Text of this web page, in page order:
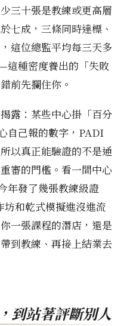
三十張是教練或更高層
七成，三條同時達標、
這位總監平均每三天多
種密度養出的「失敗
前先攔住你。
露：某些中心掛「百分
自己報的數字，PADI
以真正能驗證的不是通
審的門檻。看一間中心
年發了幾張教練級證
和乾式模擬進沒進流
一張課程的潛店，還是
到教練、再接上結業去
到站著評斷別人